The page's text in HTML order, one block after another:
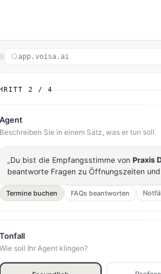
app.voisa.ai
2 /4
Agent
Beschreiben Sie in einem Satz, was er tun soll.
„Du bist die Empfangsstimme von Praxis
beantworte Fragen zu Öffnungszeiten
Termine buchen FAQs beantworten
Tonfall
Wie soll Ihr Agent klingen?